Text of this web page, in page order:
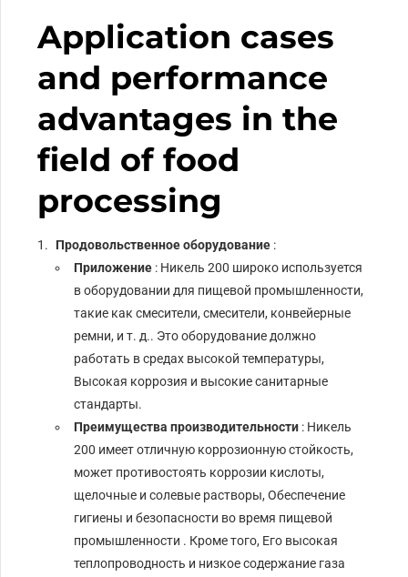
Application cases
and performance
advantages in the
field of food
processing
Продовольственное оборудование :
Приложение : Никель 200 широко используется
в оборудовании для пищевой промышленности,
такие как смесители, смесители, конвейерные
ремни, и т. д.. Это оборудование должно
работать в средах высокой температуры,
Высокая коррозия и высокие санитарные
стандарты.
Преимущества производительности : Никель
200 имеет отличную коррозионную стойкость,
может противостоять коррозии кислоты,
щелочные и солевые растворы, Обеспечение
гигиены и безопасности во время пищевой
промышленности . Кроме того, Его высокая
теплопроводность и низкое содержание газа